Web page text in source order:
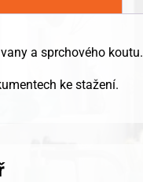
a sprchového koutu.
ke stažení.